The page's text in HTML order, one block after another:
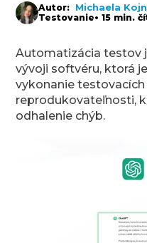
Autor: Michaela
Testovanie• 15 min.
Automatizácia testov
vývoji softvéru, ktorá
vykonanie
reprodukovateľnosti,
odhalenie chýb.